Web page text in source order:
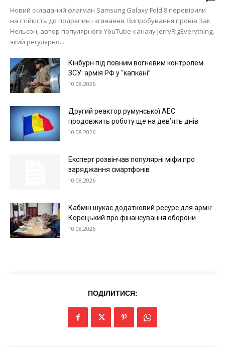
Новий складаний флагман Samsung Galaxy Fold 8 перевірили
на стійкість до подряпин і згинання. Випробування провів Зак
Нельсон, автор популярного YouTube-каналу JerryRigEverything,
який регулярно...
Кінбурн під повним вогневим контролем
ЗСУ: армія РФ у “капкані”
10.08.2026
Другий реактор румунської АЕС
продовжить роботу ще на дев’ять днів
10.08.2026
Експерт розвінчав популярні міфи про
заряджання смартфонів
10.08.2026
Кабмін шукає додатковий ресурс для армії:
Корецький про фінансування оборони
10.08.2026
ПОДІЛИТИСЯ: